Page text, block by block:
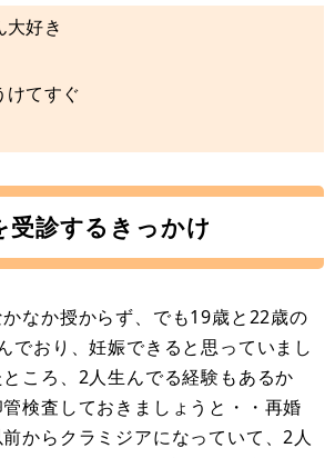
大好き
けてすぐ
受診するきっかけ
なか授からず、でも19歳と22歳の
でおり、妊娠できると思っていまし
ころ、2人生んでる経験もあるか
検査しておきましょうと・・再婚
からクラミジアになっていて、2人